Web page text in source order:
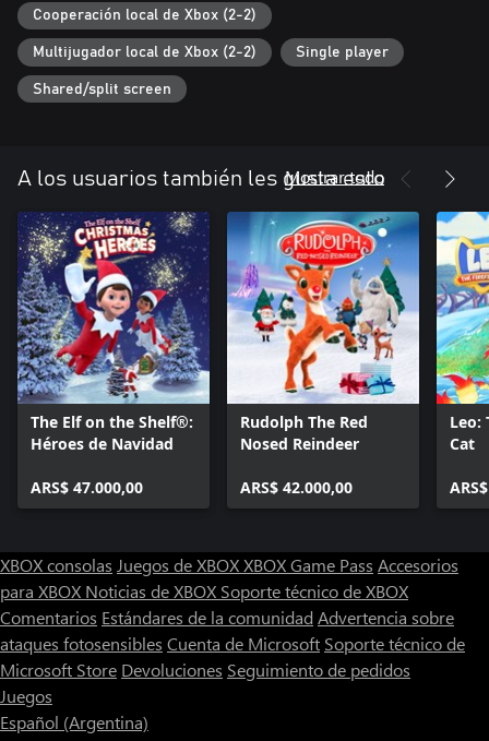
Cooperación local de Xbox (2-2)
Multijugador local de Xbox (2-2) Single player
Shared/split screen
A los usuarios también les gusta esto
Mostrar todo
The Elf on the Shelf®:
Héroes de Navidad
ARS$ 47.000,00
Rudolph The Red
Nosed Reindeer
ARS$ 42.000,00
Leo:
Cat
XBOX consolas Juegos de XBOXXBOX Game Pass Accesorios
para XBOX Noticias de XBOX Soporte técnico de XBOX
Comentarios Estándares de la comunidad Advertencia sobre
ataques fotosensibles Cuenta de Microsoft Soporte técnico de
Microsoft Store Devoluciones Seguimiento de pedidos
Juegos
Español (Argentina)